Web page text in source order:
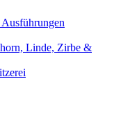
Linde, Zirbe &